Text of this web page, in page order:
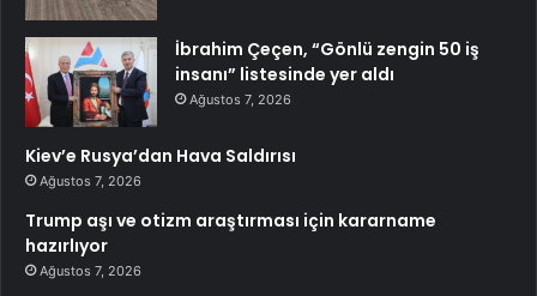
İbrahim Çeçen, “Gönlü zengin 50 iş
insanı” listesinde yer aldı
Ağustos 7, 2026
Kiev’e Rusya’dan Hava Saldırısı
Ağustos 7, 2026
Trump aşı ve otizm araştırması için kararname
hazırlıyor
Ağustos 7, 2026